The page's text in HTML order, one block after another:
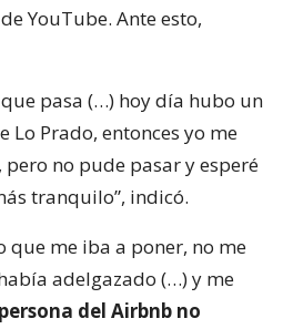
YouTube. Ante esto,
que pasa (…) hoy día hubo un
Lo Prado, entonces yo me
no pude pasar y esperé
tranquilo”, indicó.
que me iba a poner, no me
adelgazado (…) y me
del Airbnb no